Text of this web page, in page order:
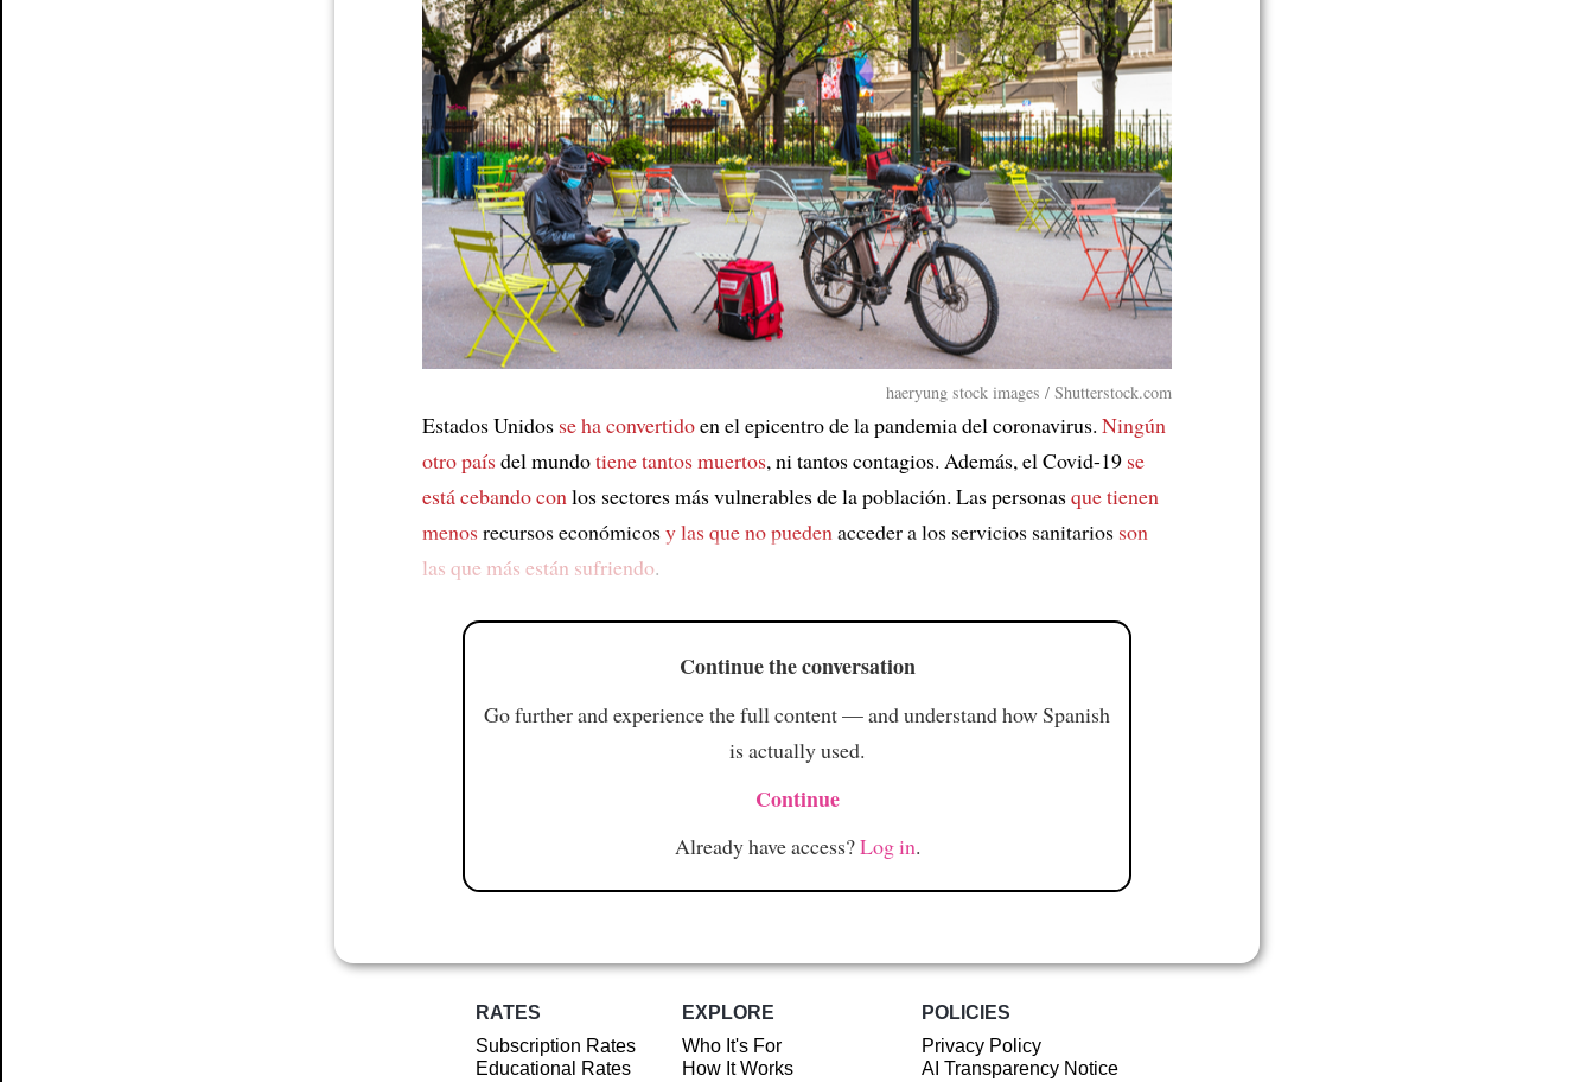
haeryung stock images / Shutterstock.com
Estados Unidos se ha convertidoen el epicentro de la pandemia del coronavirus. Ningún
otro paísdel mundotiene tantos muertos, ni tantos contagios. Además, el Covid-19 se
está cebando con los sectores más vulnerables de la población. Las personasque tienen
menos recursos económicosy las que no pueden acceder a los servicios sanitarios son
las que más están sufriendo.
Continue the conversation
Go further and experience the full content — and understand how Spanish
is actually used.
Continue
Already have access?Log in.
RATES
Subscription Rates
Educational Rates
EXPLORE
Who It's For
How It Works
POLICIES
Privacy Policy
AI Transparency Notice